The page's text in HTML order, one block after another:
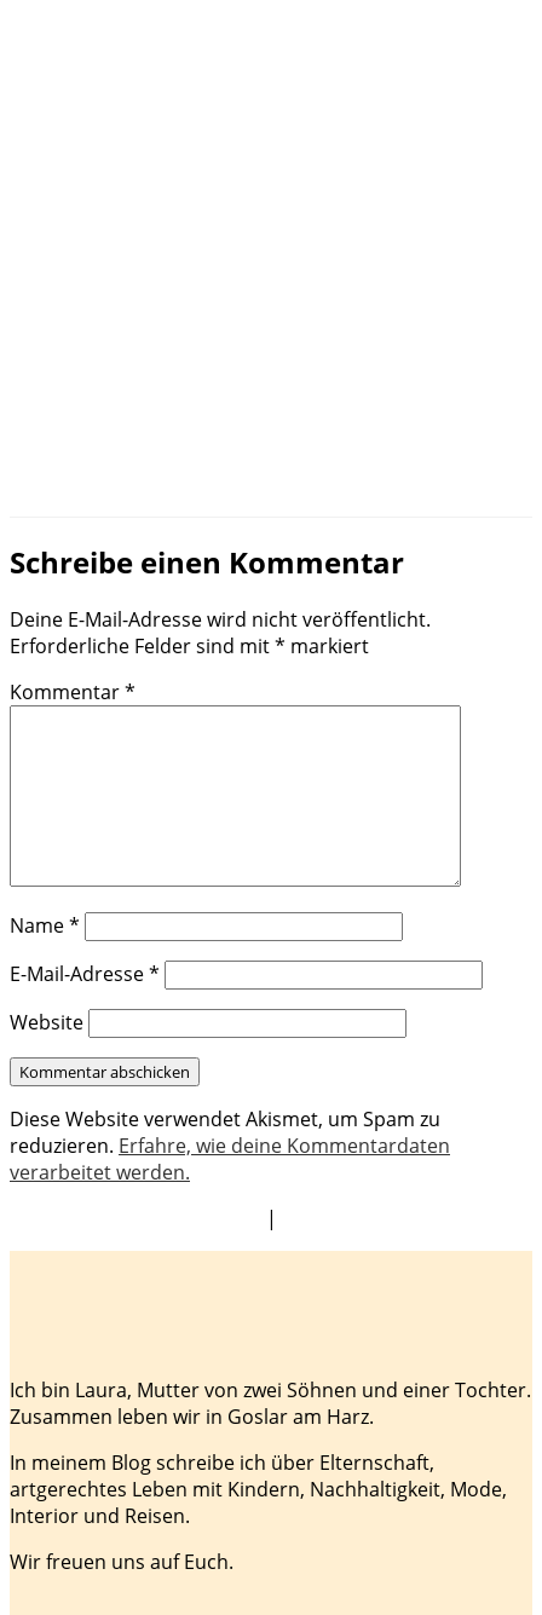
Schreibe einen Kommentar
Deine E-Mail-Adresse wird nicht veröffentlicht.
Erforderliche Felder sind mit* markiert
Kommentar*
Name*
E-Mail-Adresse*
Website
Diese Website verwendet Akismet, um Spam zu
reduzieren. Erfahre, wie deine Kommentardaten
verarbeitet werden.
|
Ich bin Laura, Mutter von zwei Söhnen und einer Tochter.
Zusammen leben wir in Goslar am Harz.
In meinem Blog schreibe ich über Elternschaft,
artgerechtes Leben mit Kindern, Nachhaltigkeit, Mode,
Interior und Reisen.
Wir freuen uns auf Euch.